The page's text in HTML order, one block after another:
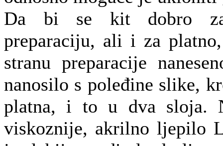
Da bi se kit dobro
preparaciju, ali i za
stranu preparacije
nanosilo s poleđine slike,
platna, i to u dva sloja.
viskoznije, akrilno ljepilo